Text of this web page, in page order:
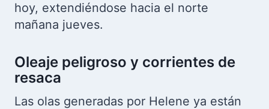
hoy, extendiéndose hacia el norte
mañana jueves.
Oleaje peligroso y corrientes de
resaca
Las olas generadas por Helene ya están